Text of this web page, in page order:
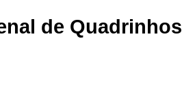
de Quadrinhos